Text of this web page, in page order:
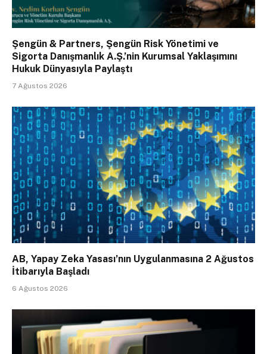
Şengün & Partners, Şengün Risk Yönetimi ve
Sigorta Danışmanlık A.Ş.’nin Kurumsal Yaklaşımını
Hukuk Dünyasıyla Paylaştı
7 Ağustos 2026
AB, Yapay Zeka Yasası’nın Uygulanmasına 2 Ağustos
İtibarıyla Başladı
6 Ağustos 2026